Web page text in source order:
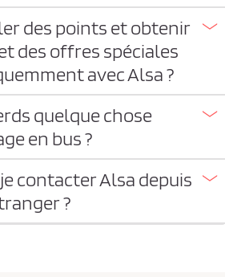
des points et obtenir
des offres spéciales
avec Alsa ?
quelque chose
en bus ?
contacter Alsa depuis
?